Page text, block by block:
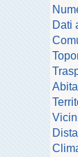
Dati